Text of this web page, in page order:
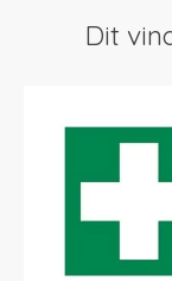
Dit
Items van